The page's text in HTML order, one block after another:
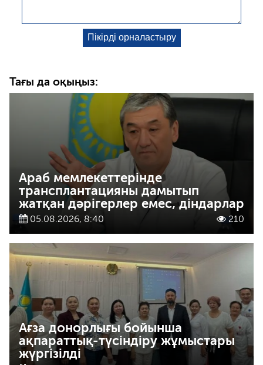
Тағы да оқыңыз:
Араб мемлекеттерінде
трансплантацияны дамытып
жатқан дәрігерлер емес, діндарлар
05.08.2026, 8:40 210
Ағза донорлығы бойынша
ақпараттық-түсіндіру жұмыстары
жүргізілді